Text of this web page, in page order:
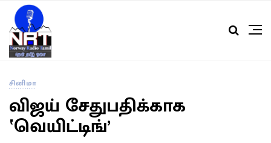
சினிமா
விஜய் சேதுபதிக்காக
‛வெயிட்டிங்’